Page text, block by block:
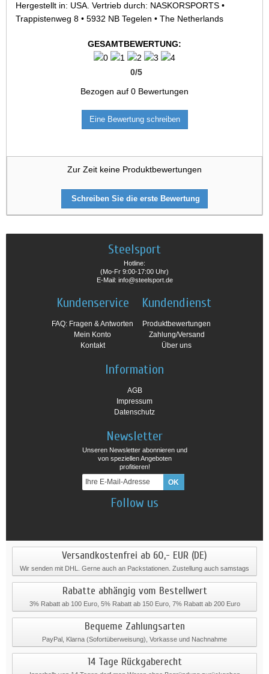
Hergestellt in: USA. Vertrieb durch: NASKORSPORTS •
Trappistenweg 8 • 5932 NB Tegelen • The Netherlands
GESAMTBEWERTUNG:
0/5
Bezogen auf 0 Bewertungen
Eine Bewertung schreiben
Zur Zeit keine Produktbewertungen
Schreiben Sie die erste Bewertung
Steelsport
Hotline:
(Mo-Fr 9:00-17:00 Uhr)
E-Mail: info@steelsport.de
Kundenservice
FAQ: Fragen & Antworten
Mein Konto
Kontakt
Kundendienst
Produktbewertungen
Zahlung/Versand
Über uns
Information
AGB
Impressum
Datenschutz
Newsletter
Unseren Newsletter abonnieren und
von speziellen Angeboten
profitieren!
Follow us
Versandkostenfrei ab 60,- EUR (DE)
Wir senden mit DHL. Gerne auch an Packstationen. Zustellung auch samstags
Rabatte abhängig vom Bestellwert
3% Rabatt ab 100 Euro, 5% Rabatt ab 150 Euro, 7% Rabatt ab 200 Euro
Bequeme Zahlungsarten
PayPal, Klarna (Sofortüberweisung), Vorkasse und Nachnahme
14 Tage Rückgaberecht